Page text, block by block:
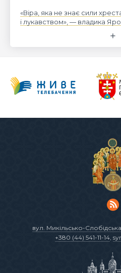
«Віра, яка не знає сили
і лукавством», — владика
вул. Микільсько-
+380 (44) 541-11-14,